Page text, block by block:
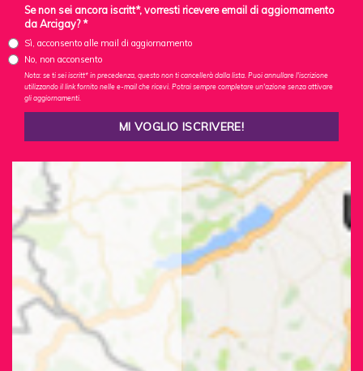
Se non sei ancora iscritt*, vorresti ricevere email di aggiornamento
da Arcigay? *
Sì, acconsento alle mail di aggiornamento
No, non acconsento
Nota: se ti sei iscritt* in precedenza, questo non ti cancellerà dalla lista. Puoi annullare l'iscrizione
utilizzando il link fornito nelle e-mail che ricevi. Potrai sempre completare un'azione senza attivare
gli aggiornamenti.